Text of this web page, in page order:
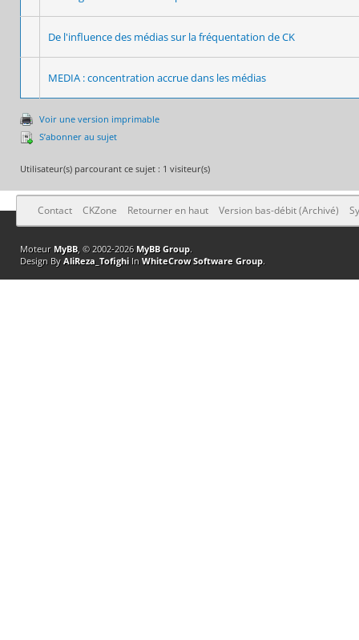
De l'influence des médias sur la fréquentation de CK
MEDIA : concentration accrue dans les médias
Voir une version imprimable
S’abonner au sujet
Utilisateur(s) parcourant ce sujet : 1 visiteur(s)
Contact CKZone Retourner en haut Version bas-débit (Archivé)
Moteur MyBB, © 2002-2026 MyBB Group.
Design By AliReza_TofighiIn WhiteCrow Software Group.